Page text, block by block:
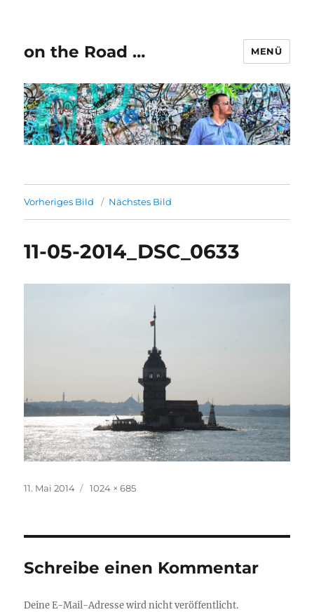
on the Road … MENÜ
Vorheriges Bild Nächstes Bild
11-05-2014_DSC_0633
Veröffentlicht
11. Mai 2014 Originalgröße
1024 × 685
Schreibe einen Kommentar
Deine E-Mail-Adresse wird nicht veröffentlicht.